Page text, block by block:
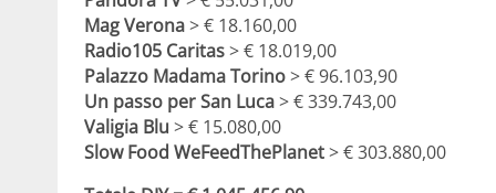
Mag Verona> € 18.160,00
Radio105 Caritas> € 18.019,00
Palazzo Madama Torino> € 96.103,90
Un passo per San Luca> € 339.743,00
Valigia Blu > € 15.080,00
Slow Food WeFeedThePlanet> € 303.880,00